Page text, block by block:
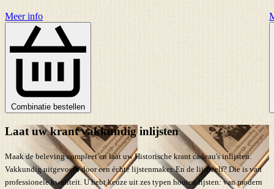
Meer info
Combinatie bestellen
Laat uw krant vakkundig inlijsten
Maak de beleving compleet en laat uw Historische krant cadeau's inlijsten.
Vakkundig uitgevoerd door een échte lijstenmaker. En de lijst zelf? Die is van
professionele kwaliteit. U hebt keuze uit zes typen houten lijsten: van modern